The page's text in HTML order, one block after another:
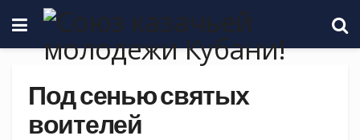
Под сенью святых
воителей